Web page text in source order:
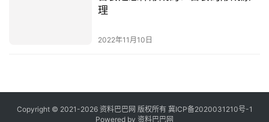
Copyright © 2021-2026 资料巴巴网 版权所有 冀ICP备2020031210号-1
Powered by 资料巴巴网